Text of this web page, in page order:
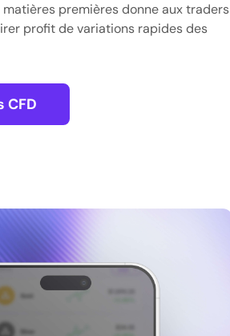
premières donne aux traders
profit de variations rapides des
CFD